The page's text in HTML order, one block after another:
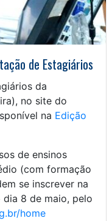
de Estagiários
da
no site do
na Edição
de ensinos
(com formação
se inscrever na
dia 8 de maio, pelo
home